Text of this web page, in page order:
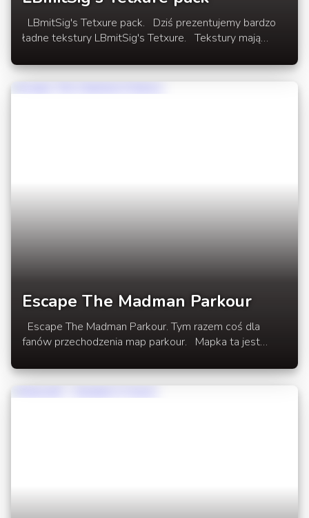
LBmitSig's Tetxure pack. Dziś prezentujemy bardzo
ładne tekstury LBmitSig's Tetxure. Tekstury mają
newsa link do paczki oraz galeria + video
prezentacjatekstur LBmitSig's Tetxure.
Escape The Madman Parkour
fanów przechodzenia map parkour. Mapka ta jest
parkouru. Mapka w wersji na Minecraft 1.3.2 .